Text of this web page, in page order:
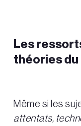
Les
théories
Même si les
attentats,